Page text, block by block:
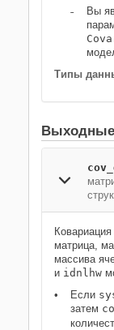
Вы
Типы
матрица,
массива
и idnlhw
Если
затем